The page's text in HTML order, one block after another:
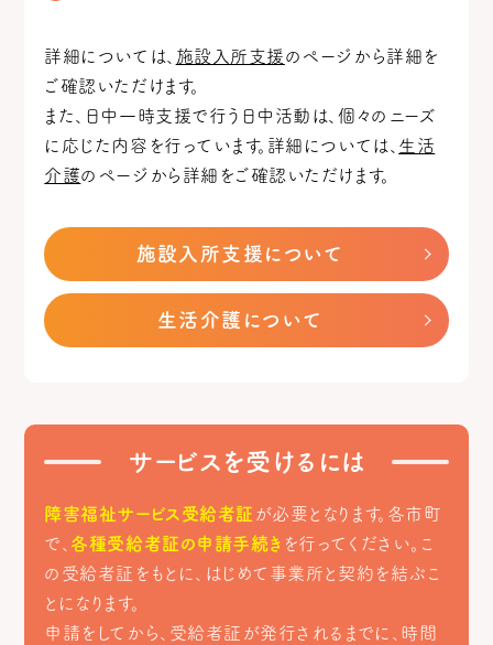
詳細については、 施設入所支援のページから詳細を
ご確認いただけます。
また、日中一時支援で行う日中活動は、個々のニーズ
に応じた内容を行っています。詳細については、 生活
介護のページから詳細をご確認いただけます。
施設入所支援について
生活介護について
サービスを受けるには
障害福祉サービス受給者証 が必要となります。各市町
で、 各種受給者証の申請手続き を行ってください。こ
の受給者証をもとに、はじめて事業所と契約を結ぶこ
とになります。
申請をしてから、受給者証が発行されるまでに、時間